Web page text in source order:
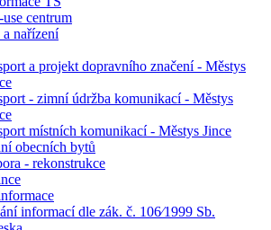
use centrum
nařízení
a projekt dopravního značení - Městys
- zimní údržba komunikací - Městys
místních komunikací - Městys Jince
obecních bytů
- rekonstrukce
informací dle zák. č. 106⁄1999 Sb.